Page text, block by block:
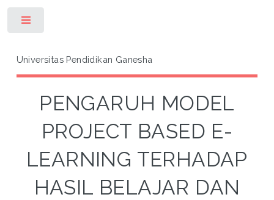
Universitas Pendidikan Ganesha
PENGARUH MODEL
PROJECT BASED E-
LEARNING TERHADAP
HASIL BELAJAR DAN